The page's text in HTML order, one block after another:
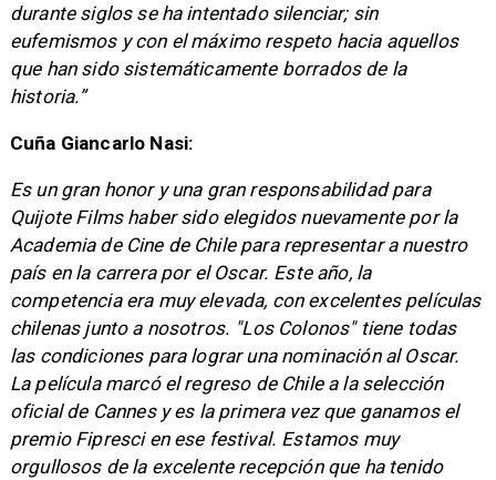
durante siglos se ha intentado silenciar; sin
eufemismos y con el máximo respeto hacia aquellos
que han sido sistemáticamente borrados de la
historia.”
Cuña Giancarlo Nasi:
Es un gran honor y una gran responsabilidad para
Quijote Films haber sido elegidos nuevamente por la
Academia de Cine de Chile para representar a nuestro
país en la carrera por el Oscar. Este año, la
competencia era muy elevada, con excelentes películas
chilenas junto a nosotros. "Los Colonos" tiene todas
las condiciones para lograr una nominación al Oscar.
La película marcó el regreso de Chile a la selección
oficial de Cannes y es la primera vez que ganamos el
premio Fipresci en ese festival. Estamos muy
orgullosos de la excelente recepción que ha tenido